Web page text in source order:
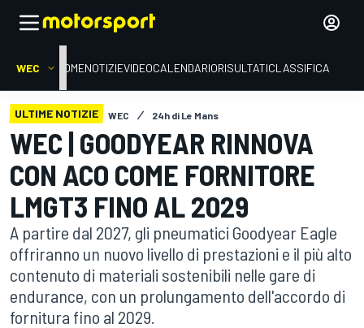
WEC HOMENOTIZIEVIDEOCALENDARIORISULTATICLASSIFICA
ULTIME NOTIZIE WEC 24h di Le Mans
WEC | GOODYEAR RINNOVA
CON ACO COME FORNITORE
LMGT3 FINO AL 2029
A partire dal 2027, gli pneumatici Goodyear Eagle
offriranno un nuovo livello di prestazioni e il più alto
contenuto di materiali sostenibili nelle gare di
endurance, con un prolungamento dell'accordo di
fornitura fino al 2029.